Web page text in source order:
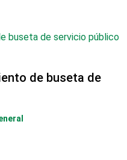
de buseta de